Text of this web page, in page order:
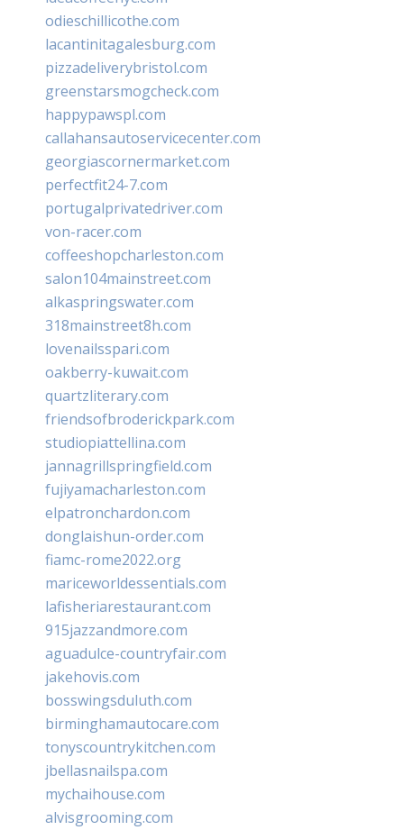
odieschillicothe.com
lacantinitagalesburg.com
pizzadeliverybristol.com
greenstarsmogcheck.com
happypawspl.com
callahansautoservicecenter.com
georgiascornermarket.com
perfectfit24-7.com
portugalprivatedriver.com
von-racer.com
coffeeshopcharleston.com
salon104mainstreet.com
alkaspringswater.com
318mainstreet8h.com
lovenailsspari.com
oakberry-kuwait.com
quartzliterary.com
friendsofbroderickpark.com
studiopiattellina.com
jannagrillspringfield.com
fujiyamacharleston.com
elpatronchardon.com
donglaishun-order.com
fiamc-rome2022.org
mariceworldessentials.com
lafisheriarestaurant.com
915jazzandmore.com
aguadulce-countryfair.com
jakehovis.com
bosswingsduluth.com
birminghamautocare.com
tonyscountrykitchen.com
jbellasnailspa.com
mychaihouse.com
alvisgrooming.com